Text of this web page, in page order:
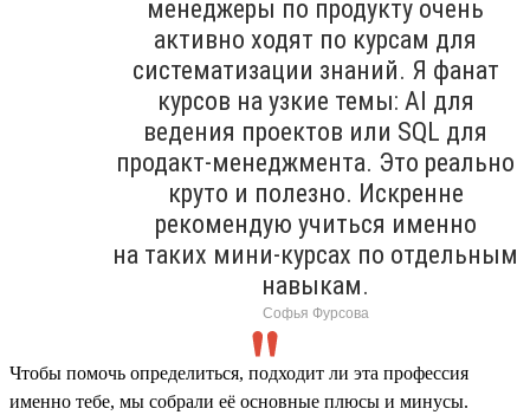
менеджеры по продукту очень
активно ходят по курсам для
систематизации знаний. Я фанат
курсов на узкие темы: AI для
ведения проектов или SQL для
продакт-менеджмента. Это реально
круто и полезно. Искренне
рекомендую учиться именно
на таких мини-курсах по отдельным
навыкам.
Софья Фурсова
Чтобы помочь определиться, подходит ли эта профессия
именно тебе, мы собрали её основные плюсы и минусы.